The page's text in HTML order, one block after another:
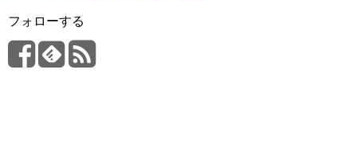
フォローする